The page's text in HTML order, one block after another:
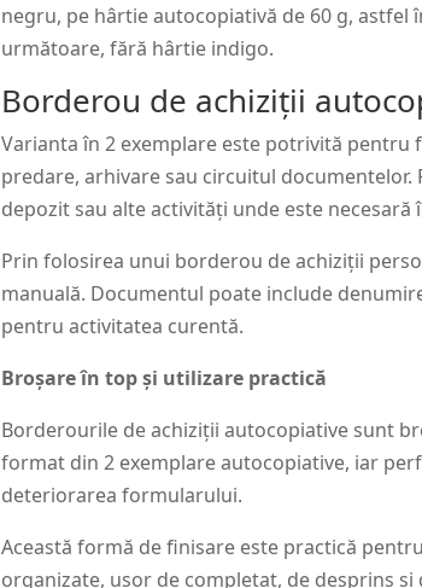
negru, pe hârtie autocopiativă de 60 g,
următoare, fără hârtie indigo.
Borderou de achiziții
Varianta în 2 exemplare este potrivită
predare, arhivare sau circuitul
depozit sau alte activități unde este
Prin folosirea unui borderou de achiziții
manuală. Documentul poate include
pentru activitatea curentă.
Broșare în top și utilizare practică
Borderourile de achiziții autocopiative sunt
format din 2 exemplare autocopiative, iar
deteriorarea formularului.
Această formă de finisare este practică
organizate, ușor de completat, de desprins și